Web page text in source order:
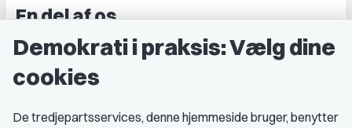
En del af os
Grupper og kredse
Studenterorganisationer
Demokrati i praksis: Vælg dine
cookies
De tredjepartsservices, denne hjemmeside bruger, benytter